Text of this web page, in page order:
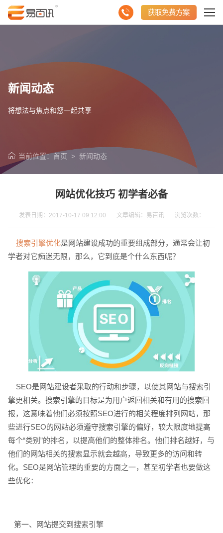
获取免费方案
新闻动态
将想法与焦点和您一起共享
当前位置： 首页 > 新闻动态
网站优化技巧 初学者必备
发表日期：2017-10-17 09:12:00 文章编辑：易百讯 浏览次数：
搜索引擎优化是网站建设成功的重要组成部分，通常会让初
学者对它痴迷无限，那么，它到底是个什么东西呢？
SEO是网站建设者采取的行动和步骤，以使其网站与搜索引
擎更相关。搜索引擎的目标是为用户返回相关和有用的搜索回
报，这意味着他们必须按照SEO进行的相关程度排列网站，那
些进行SEO的网站必须遵守搜索引擎的偏好，较大限度地提高
每个“类别”的排名，以提高他们的整体排名。他们排名越好，与
他们的网站相关的搜索显示就会越高，导致更多的访问和转
化。SEO是网站管理的重要的方面之一，甚至初学者也要做这
些优化：
第一、网站提交到搜索引擎
请输入您的公司名称